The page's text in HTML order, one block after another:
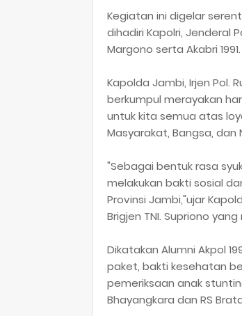
Kegiatan ini digelar
dihadiri Kapolri, Jenderal
Margono serta Akabri 1991.
Kapolda Jambi, Irjen Pol.
berkumpul merayakan
untuk kita semua atas
Masyarakat, Bangsa, dan
"Sebagai bentuk rasa
melakukan bakti sosial
Provinsi Jambi,"ujar
Brigjen TNI. Supriono
Dikatakan Alumni Akpol
paket, bakti kesehatan
pemeriksaan anak
Bhayangkara dan RS